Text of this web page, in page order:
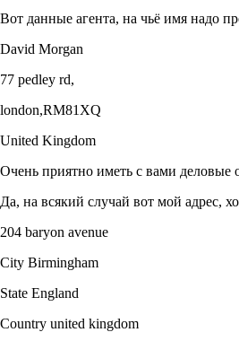
Вот данные агента, на чьё имя надо
David Morgan
77 pedley rd,
london,RM81XQ
United Kingdom
Очень приятно иметь с вами деловые
Да, на всякий случай вот мой адрес,
204 baryon avenue
City Birmingham
State England
Country united kingdom